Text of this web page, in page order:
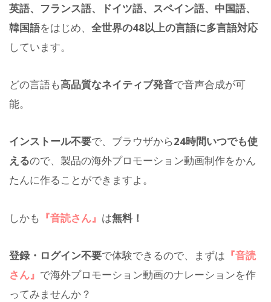
英語、フランス語、ドイツ語、スペイン語、中国語、
韓国語をはじめ、 全世界の48以上の言語に多言語対応
しています。
どの言語も高品質なネイティブ発音で音声合成が可
能。
インストール不要で、ブラウザから24時間いつでも使
えるので、製品の海外プロモーション動画制作をかん
たんに作ることができますよ。
しかも 『音読さん』 は無料！
登録・ログイン不要で体験できるので、まずは 『音読
さん』 で海外プロモーション動画のナレーションを作
ってみませんか？